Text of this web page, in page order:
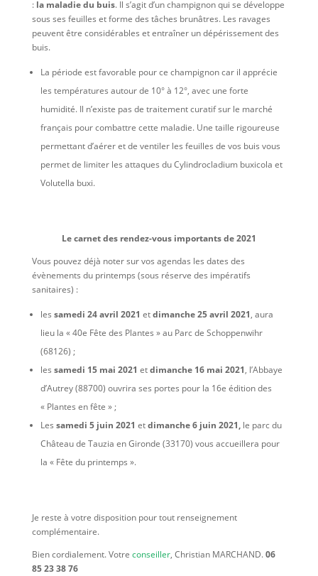
: la maladie du buis. Il s’agit d’un champignon qui se développe
sous ses feuilles et forme des tâches brunâtres. Les ravages
peuvent être considérables et entraîner un dépérissement des
buis.
La période est favorable pour ce champignon car il apprécie
les températures autour de 10° à 12°, avec une forte
humidité. Il n’existe pas de traitement curatif sur le marché
français pour combattre cette maladie. Une taille rigoureuse
permettant d’aérer et de ventiler les feuilles de vos buis vous
permet de limiter les attaques du Cylindrocladium buxicola et
Volutella buxi.
Le carnet des rendez-vous importants de 2021
Vous pouvez déjà noter sur vos agendas les dates des
évènements du printemps (sous réserve des impératifs
sanitaires) :
les samedi 24 avril 2021 etdimanche 25 avril 2021, aura
lieu la « 40e Fête des Plantes » au Parc de Schoppenwihr
(68126) ;
les samedi 15 mai 2021 etdimanche 16 mai 2021, l’Abbaye
d’Autrey (88700) ouvrira ses portes pour la 16e édition des
« Plantes en fête » ;
Les samedi 5 juin 2021 etdimanche 6 juin 2021,le parc du
Château de Tauzia en Gironde (33170) vous accueillera pour
la « Fête du printemps ».
Je reste à votre disposition pour tout renseignement
complémentaire.
Bien cordialement. Votre conseiller, Christian MARCHAND.06
85 23 38 76